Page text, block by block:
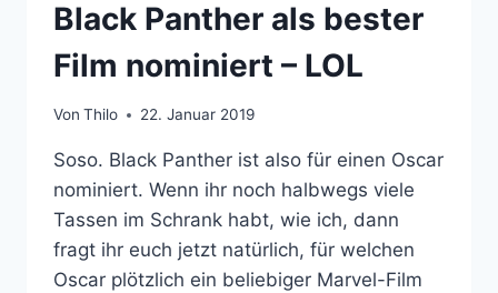
Black Panther als bester
Film nominiert – LOL
Von Thilo 22. Januar 2019
Soso. Black Panther ist also für einen Oscar
nominiert. Wenn ihr noch halbwegs viele
Tassen im Schrank habt, wie ich, dann
fragt ihr euch jetzt natürlich, für welchen
Oscar plötzlich ein beliebiger Marvel-Film